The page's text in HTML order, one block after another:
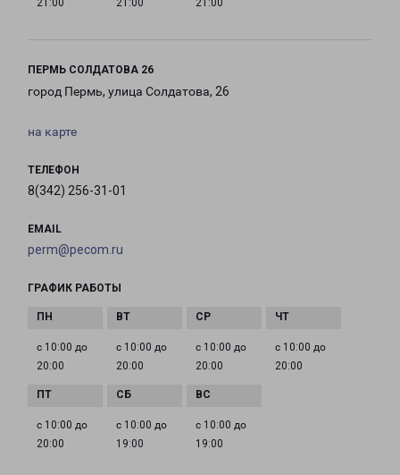
21:00
21:00
21:00
ПЕРМЬ СОЛДАТОВА 26
город Пермь, улица Солдатова, 26
на карте
ТЕЛЕФОН
8(342) 256-31-01
EMAIL
perm@pecom.ru
ГРАФИК РАБОТЫ
с 10:00 до
20:00
с 10:00 до
20:00
с 10:00 до
20:00
с 10:00 до
20:00
с 10:00 до
20:00
с 10:00 до
19:00
с 10:00 до
19:00